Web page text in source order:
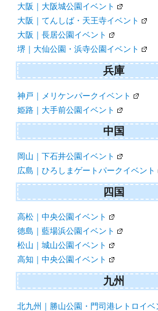
大阪｜大阪城公園イベント
大阪｜てんしば・天王寺イベント
大阪｜長居公園イベント
堺｜大仙公園・浜寺公園イベント
兵庫
神戸｜メリケンパークイベント
姫路｜大手前公園イベント
中国
岡山｜下石井公園イベント
広島｜ひろしまゲートパークイベント
四国
高松｜中央公園イベント
徳島｜藍場浜公園イベント
松山｜城山公園イベント
高知｜中央公園イベント
九州
北九州｜勝山公園・門司港レトロイベ